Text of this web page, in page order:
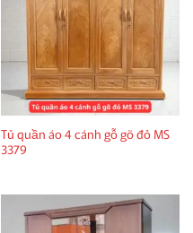
Tủ quần áo 4 cánh gỗ gõ đỏ MS
3379